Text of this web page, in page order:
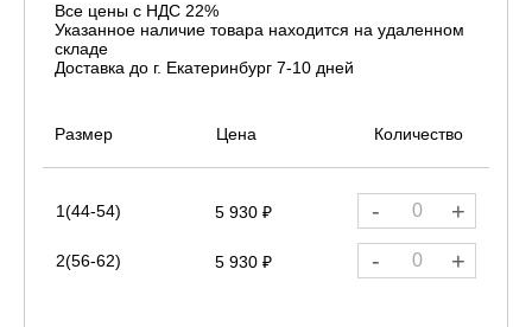
Все цены с НДС 22%
Указанное наличие товара находится на удаленном
складе
Доставка до г. Екатеринбург 7-10 дней
Размер Цена Количество
1(44-54) 5 930 ₽ - +
2(56-62) 5 930 ₽ - +